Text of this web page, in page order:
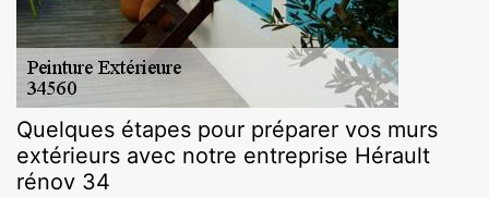
Quelques étapes pour préparer vos murs
extérieurs avec notre entreprise Hérault
rénov 34